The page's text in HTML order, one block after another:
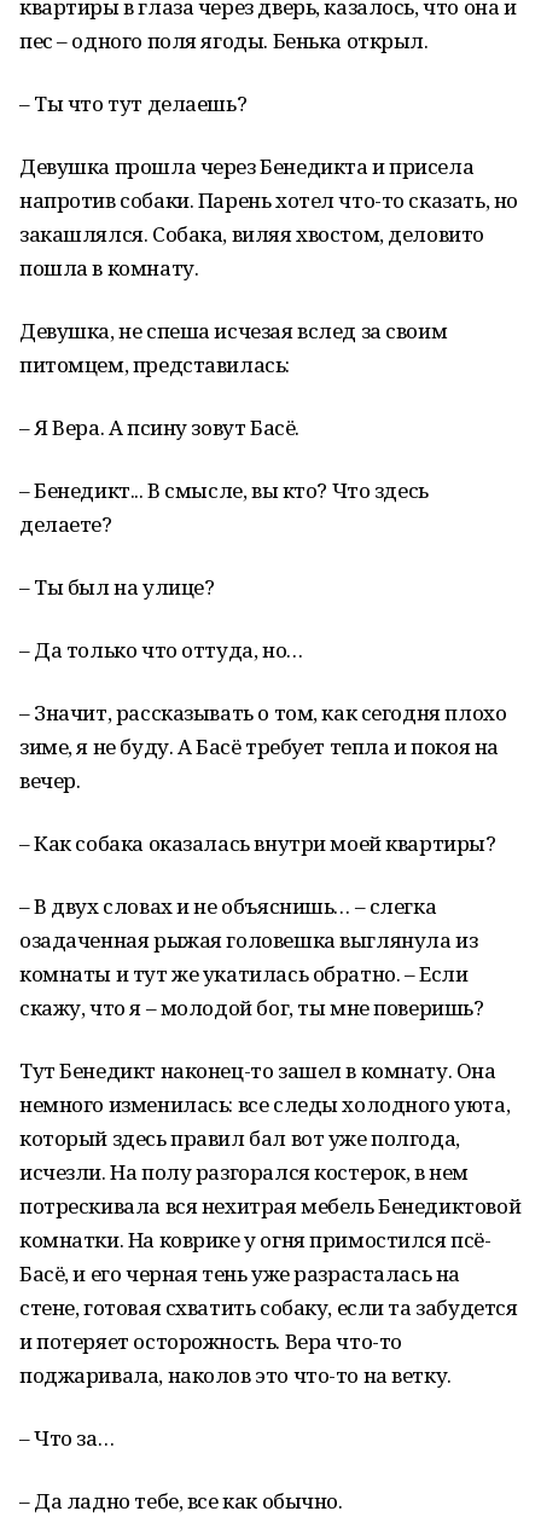
квартиры в глаза через дверь, казалось, что она и
пес – одного поля ягоды. Бенька открыл.
– Ты что тут делаешь?
Девушка прошла через Бенедикта и присела
напротив собаки. Парень хотел что-то сказать, но
закашлялся. Собака, виляя хвостом, деловито
пошла в комнату.
Девушка, не спеша исчезая вслед за своим
питомцем, представилась:
– Я Вера. А псину зовут Басё.
– Бенедикт... В смысле, вы кто? Что здесь
делаете?
– Ты был на улице?
– Да только что оттуда, но…
– Значит, рассказывать о том, как сегодня плохо
зиме, я не буду. А Басё требует тепла и покоя на
вечер.
– Как собака оказалась внутри моей квартиры?
– В двух словах и не объяснишь… – слегка
озадаченная рыжая головешка выглянула из
комнаты и тут же укатилась обратно. – Если
скажу, что я – молодой бог, ты мне поверишь?
Тут Бенедикт наконец-то зашел в комнату. Она
немного изменилась: все следы холодного уюта,
который здесь правил бал вот уже полгода,
исчезли. На полу разгорался костерок, в нем
потрескивала вся нехитрая мебель Бенедиктовой
комнатки. На коврике у огня примостился псё-
Басё, и его черная тень уже разрасталась на
стене, готовая схватить собаку, если та забудется
и потеряет осторожность. Вера что-то
поджаривала, наколов это что-то на ветку.
– Что за…
– Да ладно тебе, все как обычно.